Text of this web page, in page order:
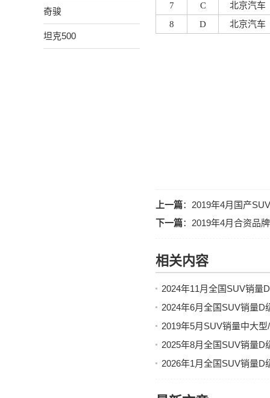
奇骏
坦克500
7
C
北京汽车
8
D 北京汽车
上一篇： 2019年4月国产
下一篇： 2019年4月合资品
相关内容
2024年11月全国SUV销量
2024年6月全国SUV销量D
2019年5月SUV销量中大
2025年8月全国SUV销量D
2026年1月全国SUV销量D